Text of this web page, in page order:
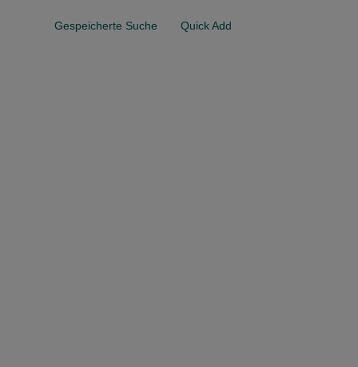
Gespeicherte Suche Quick Add